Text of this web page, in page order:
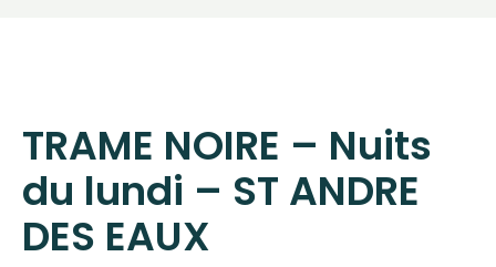
TRAME NOIRE – Nuits
du lundi – ST ANDRE
DES EAUX